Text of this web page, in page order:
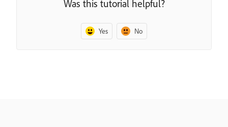
Was this tutorial helpful?
Yes No